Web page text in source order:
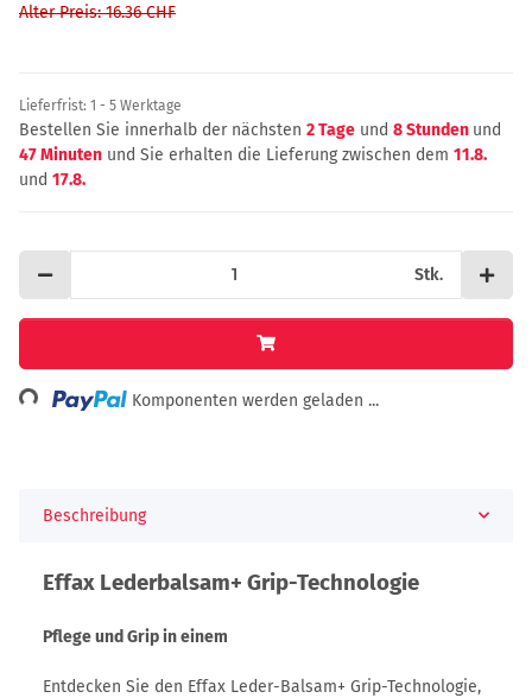
Alter Preis: 16.36 CHF
Lieferfrist: 1 - 5 Werktage
Bestellen Sie innerhalb der nächsten 2 Tage und 8 Stunden und
47 Minuten und Sie erhalten die Lieferung zwischen dem 11.8.
und 17.8.
Stk.
Komponenten werden geladen ...
Beschreibung
Effax Lederbalsam+ Grip-Technologie
Pflege und Grip in einem
Entdecken Sie den Effax Leder-Balsam+ Grip-Technologie,